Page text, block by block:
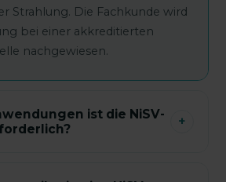
Strahlung. Die Fachkunde wird
bei einer akkreditierten
nachgewiesen.
ist die NiSV-
+